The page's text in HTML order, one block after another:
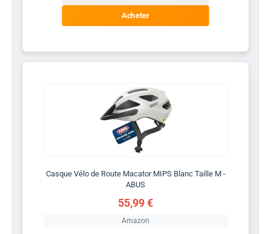
Acheter
Casque Vélo de Route Macator MIPS Blanc Taille M -
ABUS
55,99 €
Amazon